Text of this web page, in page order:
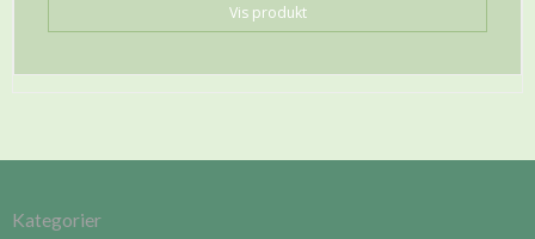
Vis produkt
Kategorier